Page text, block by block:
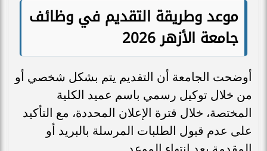
موعد وطريقة التقديم في وظائف
جامعة الأزهر 2026
أوضحت الجامعة أن التقديم يتم بشكل شخصي أو
من خلال توكيل رسمي باسم عميد الكلية
المختصة، خلال فترة الإعلان المحددة، مع التأكيد
على عدم قبول الطلبات المرسلة بالبريد أو